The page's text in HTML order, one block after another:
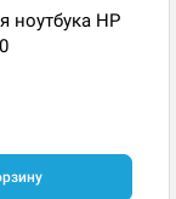
ноутбука HP